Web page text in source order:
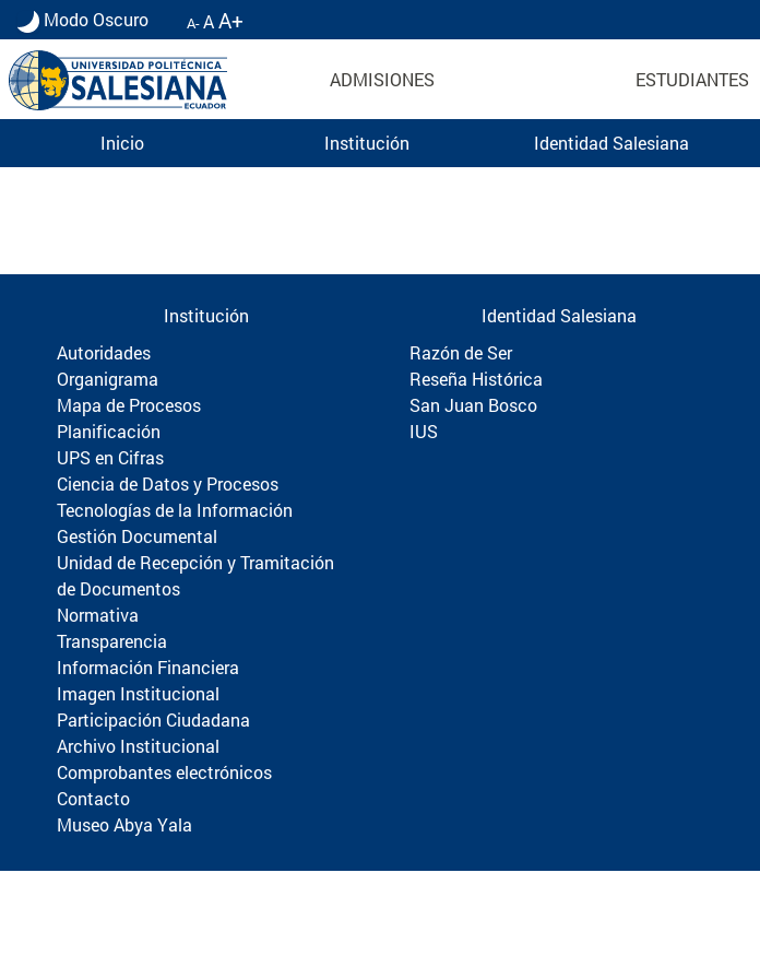
Modo Oscuro A-AA+
ADMISIONES ESTUDIANTES
Inicio Institución Identidad Salesiana
Información para Graduados UPS | Universidad Politécnica
Institución
Autoridades
Organigrama
Mapa de Procesos
Planificación
UPS en Cifras
Ciencia de Datos y Procesos
Tecnologías de la Información
Gestión Documental
Unidad de Recepción y Tramitación
de Documentos
Normativa
Transparencia
Información Financiera
Imagen Institucional
Participación Ciudadana
Archivo Institucional
Comprobantes electrónicos
Contacto
Museo Abya Yala
Identidad Salesiana
Razón de Ser
Reseña Histórica
San Juan Bosco
IUS